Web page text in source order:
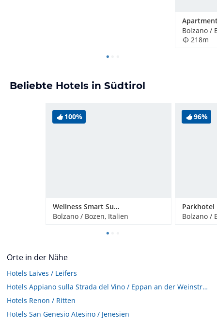
Bolzano /
218m
Beliebte Hotels in Südtirol
100%
Wellness Smart Suites
Bolzano / Bozen, Italien
96%
Parkhotel
Bolzano /
Orte in der Nähe
Hotels Laives / Leifers
Hotels Appiano sulla Strada del Vino / Eppan an der Weinstraße
Hotels Renon / Ritten
Hotels San Genesio Atesino / Jenesien